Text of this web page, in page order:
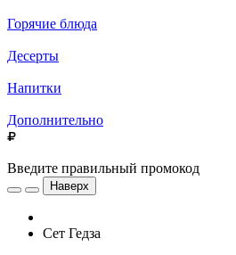
Горячие блюда
Десерты
Напитки
Дополнительно
Введите правильный промокод
Наверх
Сет Гедза